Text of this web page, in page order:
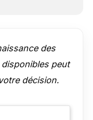
des
peut
décision.